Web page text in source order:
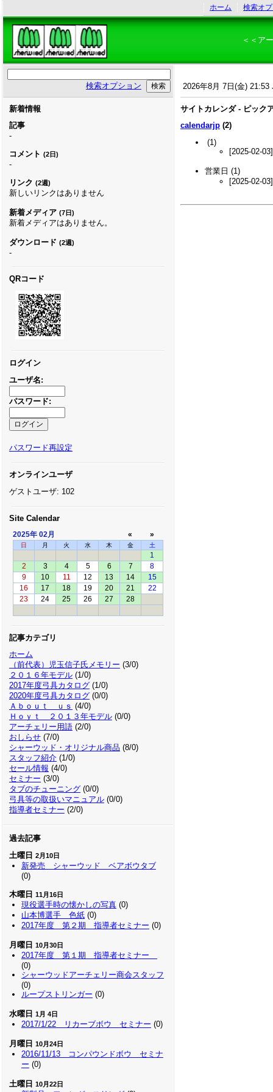
ホーム 検索オ
＜＜ア
検索オプション
新着情報
記事
-
コメント (2日)
-
リンク (2週)
新しいリンクはありません
新着メディア (7日)
新着メディアはありません。
ダウンロード (2週)
-
QRコード
ログイン
ユーザ名:
パスワード:
パスワード再設定
オンラインユーザ
ゲストユーザ: 102
Site Calendar
2025年 02月 « »
日 月 火 水 木 金 土
1
2
3 4 5 6 7
8
9
10 11 12 13 14
15
16
17 18 19 20 21
22
23
24 25 26 27 28
記事カテゴリ
ホーム
（前代表）児玉信子氏メモリー (3/0)
２０１６年モデル(1/0)
2017年度弓具カタログ(1/0)
2020年度弓具カタログ(0/0)
Ａｂｏｕｔ ｕｓ (4/0)
Ｈｏｙｔ ２０１３年モデル(0/0)
アーチェリー用語(2/0)
おしらせ(7/0)
シャーウッド・オリジナル商品 (8/0)
スタッフ紹介(1/0)
セール情報 (4/0)
セミナー (3/0)
タブのチューニング(0/0)
弓具等の取扱いマニュアル(0/0)
指導者セミナー (2/0)
過去記事
土曜日 2月10日
新発売 シャーウッド ベアボウタブ
(0)
木曜日 11月16日
現役選手時の懐かしの写真(0)
山本博選手 色紙(0)
2017年度 第２期 指導者セミナー (0)
月曜日 10月30日
2017年度 第１期 指導者セミナー
(0)
シャーウッドアーチェリー商会スタッフ
(0)
ループストリンガー (0)
水曜日 1月 4日
2017/1/22 リカーブボウ セミナー (0)
月曜日 10月24日
2016/11/13 コンパウンドボウ セミナ
ー (0)
土曜日 10月22日
2026年8月 7日(金) 21:53
サイトカレンダ - ピック
calendarjp(2)
(1)
[2025-02-
営業日 (1)
[2025-02-